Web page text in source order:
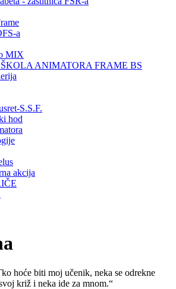
a
MIX
ANIMATORA FRAME BS
S.S.F.
hod
akcija
hoće biti moj učenik, neka se odrekne
križ i neka ide za mnom.“